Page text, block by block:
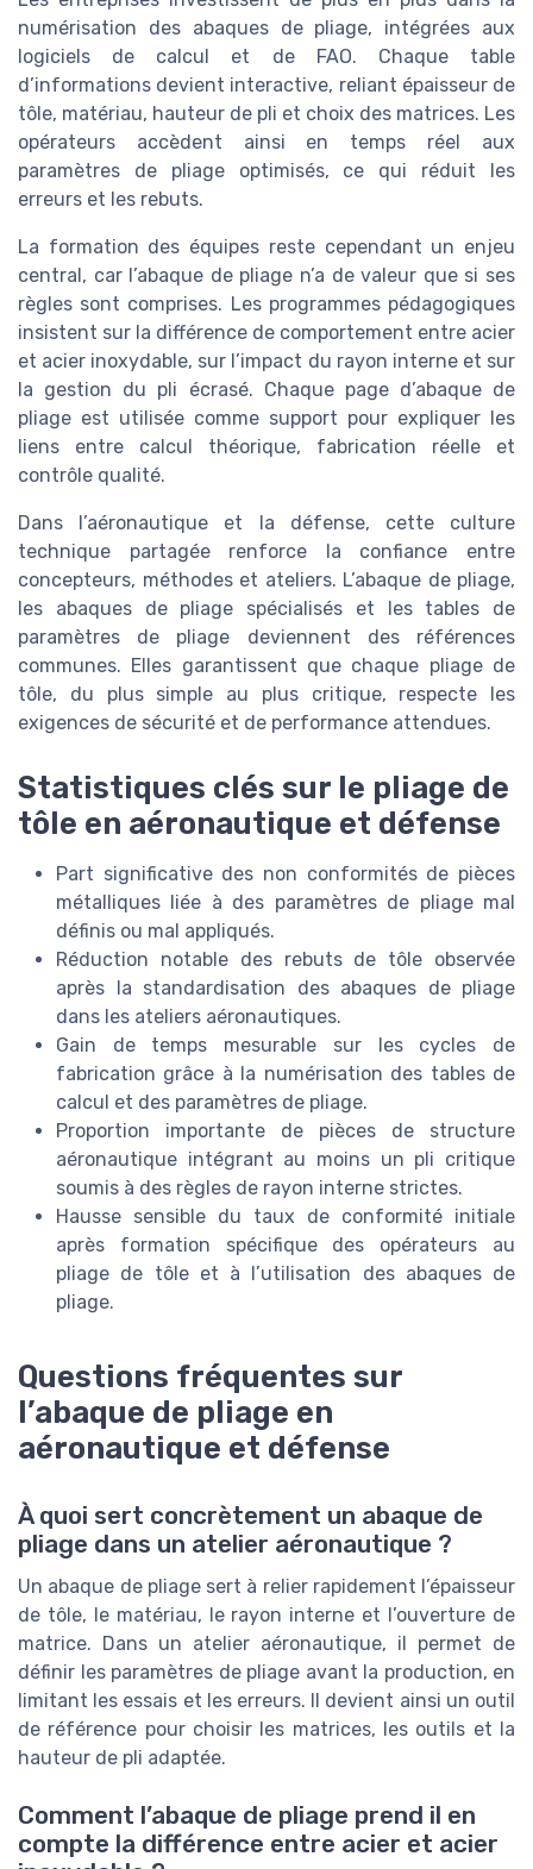
numérisation des abaques de pliage, intégrées aux
logiciels de calcul et de FAO. Chaque table
d’informations devient interactive, reliant épaisseur de
tôle, matériau, hauteur de pli et choix des matrices. Les
opérateurs accèdent ainsi en temps réel aux
paramètres de pliage optimisés, ce qui réduit les
erreurs et les rebuts.
La formation des équipes reste cependant un enjeu
central, car l’abaque de pliage n’a de valeur que si ses
règles sont comprises. Les programmes pédagogiques
insistent sur la différence de comportement entre acier
et acier inoxydable, sur l’impact du rayon interne et sur
la gestion du pli écrasé. Chaque page d’abaque de
pliage est utilisée comme support pour expliquer les
liens entre calcul théorique, fabrication réelle et
contrôle qualité.
Dans l’aéronautique et la défense, cette culture
technique partagée renforce la confiance entre
concepteurs, méthodes et ateliers. L’abaque de pliage,
les abaques de pliage spécialisés et les tables de
paramètres de pliage deviennent des références
communes. Elles garantissent que chaque pliage de
tôle, du plus simple au plus critique, respecte les
exigences de sécurité et de performance attendues.
Statistiques clés sur le pliage de
tôle en aéronautique et défense
Part significative des non conformités de pièces
métalliques liée à des paramètres de pliage mal
définis ou mal appliqués.
Réduction notable des rebuts de tôle observée
après la standardisation des abaques de pliage
dans les ateliers aéronautiques.
Gain de temps mesurable sur les cycles de
fabrication grâce à la numérisation des tables de
calcul et des paramètres de pliage.
Proportion importante de pièces de structure
aéronautique intégrant au moins un pli critique
soumis à des règles de rayon interne strictes.
Hausse sensible du taux de conformité initiale
après formation spécifique des opérateurs au
pliage de tôle et à l’utilisation des abaques de
pliage.
Questions fréquentes sur
l’abaque de pliage en
aéronautique et défense
À quoi sert concrètement un abaque de
pliage dans un atelier aéronautique ?
Un abaque de pliage sert à relier rapidement l’épaisseur
de tôle, le matériau, le rayon interne et l’ouverture de
matrice. Dans un atelier aéronautique, il permet de
définir les paramètres de pliage avant la production, en
limitant les essais et les erreurs. Il devient ainsi un outil
de référence pour choisir les matrices, les outils et la
hauteur de pli adaptée.
Comment l’abaque de pliage prend il en
compte la différence entre acier et acier